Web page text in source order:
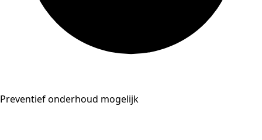
Preventief onderhoud mogelijk